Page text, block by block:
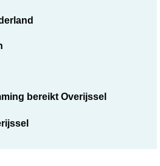
bereikt Overijssel